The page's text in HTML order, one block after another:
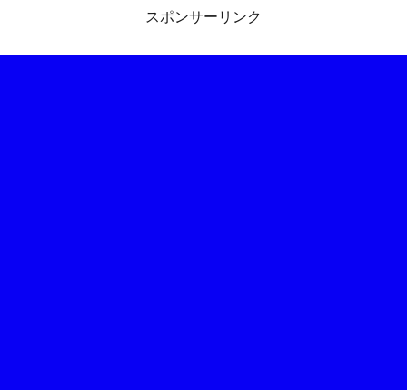
スポンサーリンク